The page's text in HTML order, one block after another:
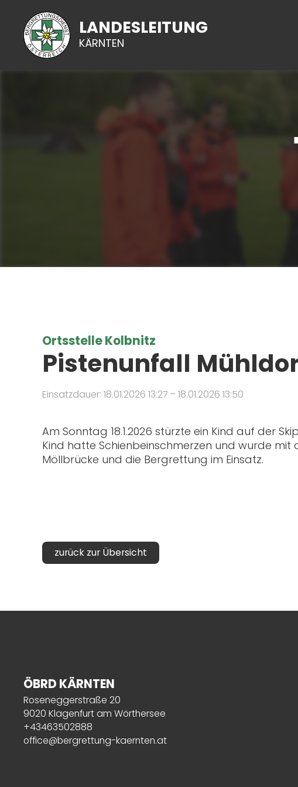
LANDESLEITUNG
KÄRNTEN
Ortsstelle Kolbnitz
Pistenunfall
Einsatzdauer: 18.01.2026 13:27 – 18.01.2026 13:50
Am Sonntag 18.1.2026 stürzte ein Kind auf der
Kind hatte Schienbeinschmerzen und wurde
Möllbrücke und die Bergrettung im Einsatz.
zurück zur Übersicht
ÖBRD KÄRNTEN
Roseneggerstraße 20
9020 Klagenfurt am Wörthersee
+43463502888
office@bergrettung-kaernten.at